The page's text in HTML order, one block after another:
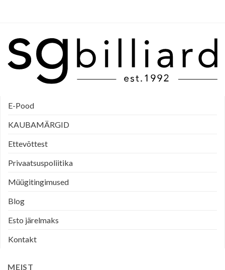
E-Pood
KAUBAMÄRGID
Ettevõttest
Privaatsuspoliitika
Müügitingimused
Blog
Esto järelmaks
Kontakt
MEIST